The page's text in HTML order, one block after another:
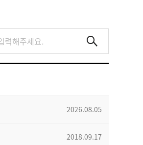
2026.08.05
2018.09.17